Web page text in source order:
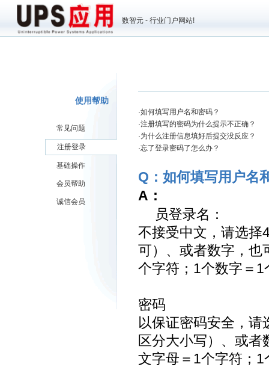
数智元 - 行业门户网站!
使用帮助
常见问题
注册登录
基础操作
会员帮助
诚信会员
·如何填写用户名和密码？
·注册填写的密码为什么提示不正确？
·为什么注册信息填好后提交没反应？
·忘了登录密码了怎么办？
Q：如何填写用户名
A：
员登录名：
不接受中文，请选择
可）、或者数字，也
个字符；1个数字＝
密码
以保证密码安全，
区分大小写）、或
文字母＝1个字符；